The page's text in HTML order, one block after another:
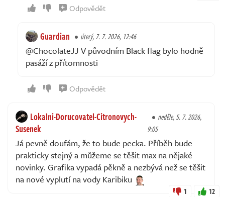
Odpovědět
Guardian úterý, 7. 7. 2026, 12:46
@ChocolateJJ V původním Black flag bylo hodně
pasáží z přítomnosti
Odpovědět
Lokalni-Dorucovatel-Citronovych-
Susenek
neděle, 5. 7. 2026,
9:05
Já pevně doufám, že to bude pecka. Příběh bude
prakticky stejný a můžeme se těšit max na nějaké
novinky. Grafika vypadá pěkně a nezbývá než se těšit
na nové vyplutí na vody Karibiku
1 12